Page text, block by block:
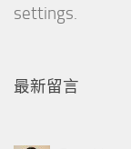
settings.
最新留言